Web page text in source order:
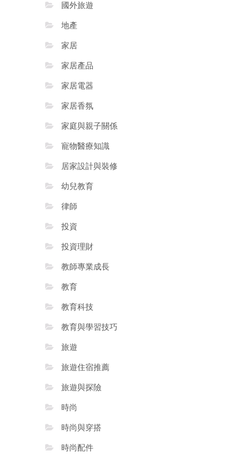
國外旅遊
地產
家居
家居產品
家居電器
家居香氛
家庭與親子關係
寵物醫療知識
居家設計與裝修
幼兒教育
律師
投資
投資理財
教師專業成長
教育
教育科技
教育與學習技巧
旅遊
旅遊住宿推薦
旅遊與探險
時尚
時尚與穿搭
時尚配件